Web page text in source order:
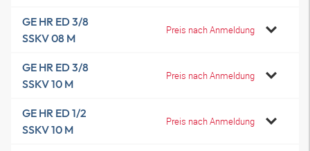
GE HR ED 3/8
SSKV 08 M
Preis nach Anmeldung
GE HR ED 3/8
SSKV 10 M
Preis nach Anmeldung
GE HR ED 1/2
SSKV 10 M
Preis nach Anmeldung